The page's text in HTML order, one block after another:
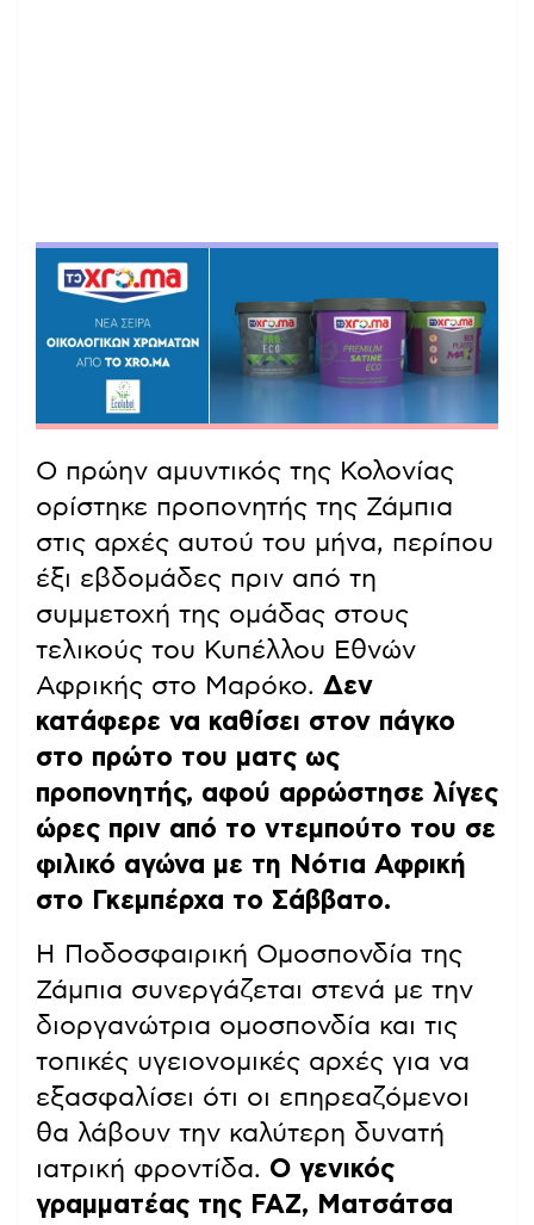
Ο πρώην αμυντικός της Κολονίας
ορίστηκε προπονητής της Ζάμπια
στις αρχές αυτού του μήνα, περίπου
έξι εβδομάδες πριν από τη
συμμετοχή της ομάδας στους
τελικούς του Κυπέλλου Εθνών
Αφρικής στο Μαρόκο. Δεν
κατάφερε να καθίσει στον πάγκο
στο πρώτο του ματς ως
προπονητής, αφού αρρώστησε λίγες
ώρες πριν από το ντεμπούτο του σε
φιλικό αγώνα με τη Νότια Αφρική
στο Γκεμπέρχα το Σάββατο.
Η Ποδοσφαιρική Ομοσπονδία της
Ζάμπια συνεργάζεται στενά με την
διοργανώτρια ομοσπονδία και τις
τοπικές υγειονομικές αρχές για να
εξασφαλίσει ότι οι επηρεαζόμενοι
θα λάβουν την καλύτερη δυνατή
ιατρική φροντίδα. Ο γενικός
γραμματέας της FAZ, Ματσάτσα